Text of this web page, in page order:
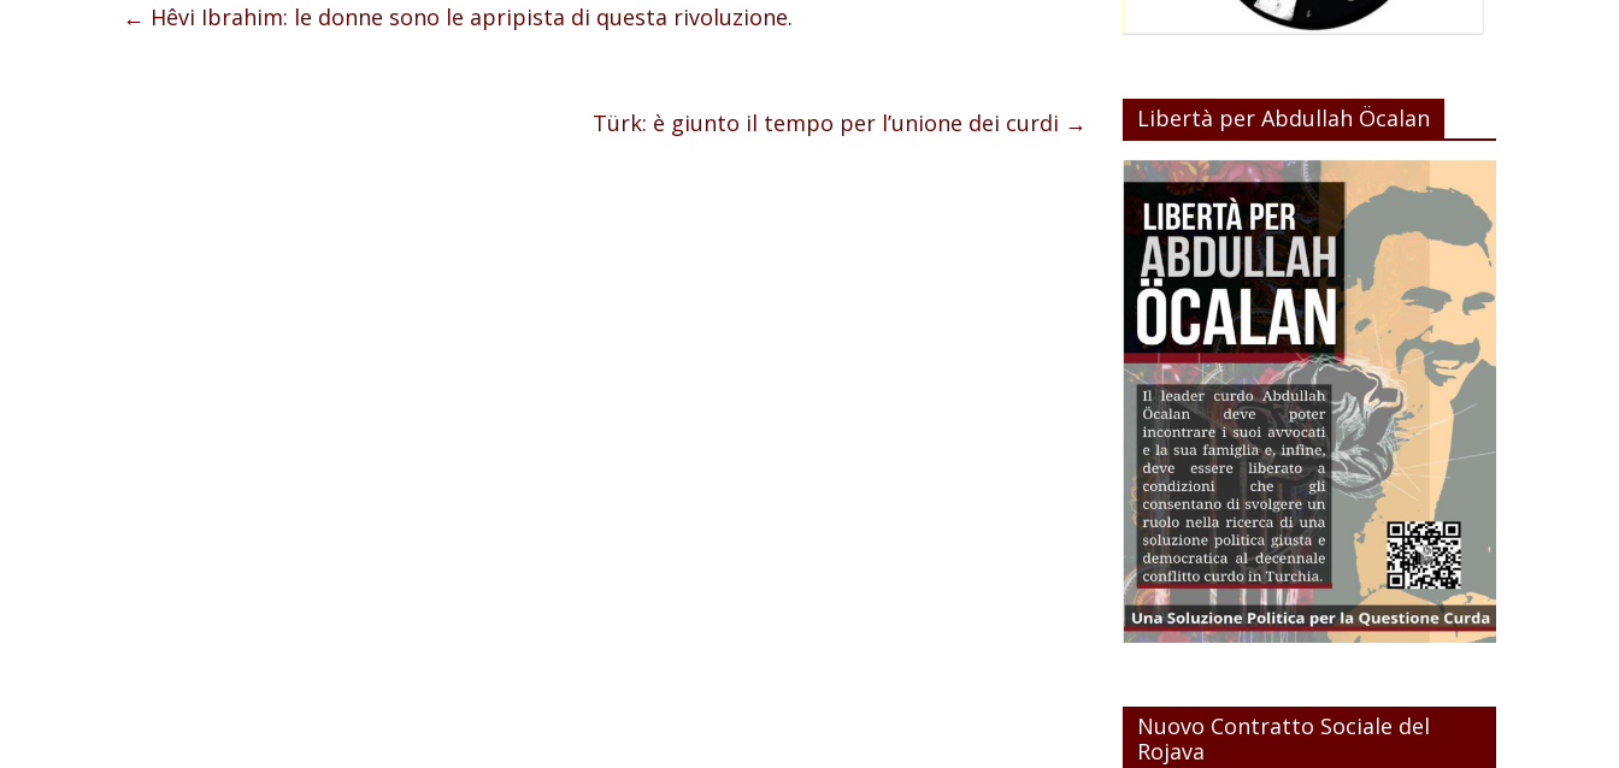
← Hêvi Ibrahim: le donne sono le apripista di questa rivoluzione.
Türk: è giunto il tempo per l’unione dei curdi → Libertà per Abdullah Öcalan
Nuovo Contratto Sociale del
Rojava